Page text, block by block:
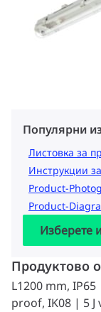
Популярни
Листовка за
Инструкции
Product-
Product-
Изберете
Продуктово
L1200 mm,
proof, IK08 | 5 J